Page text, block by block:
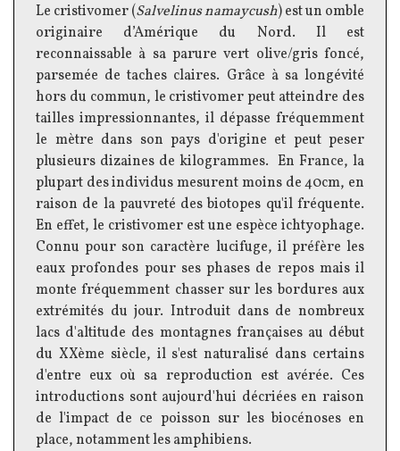
Texte
Le cristivomer (Salvelinus namaycush) est un omble
originaire d’Amérique du Nord. Il est
reconnaissable à sa parure vert olive/gris foncé,
parsemée de taches claires. Grâce à sa longévité
hors du commun, le cristivomer peut atteindre des
tailles impressionnantes, il dépasse fréquemment
le mètre dans son pays d'origine et peut peser
plusieurs dizaines de kilogrammes. En France, la
plupart des individus mesurent moins de 40cm, en
raison de la pauvreté des biotopes qu'il fréquente.
En effet, le cristivomer est une espèce ichtyophage.
Connu pour son caractère lucifuge, il préfère les
eaux profondes pour ses phases de repos mais il
monte fréquemment chasser sur les bordures aux
extrémités du jour. Introduit dans de nombreux
lacs d'altitude des montagnes françaises au début
du XXème siècle, il s'est naturalisé dans certains
d'entre eux où sa reproduction est avérée. Ces
introductions sont aujourd'hui décriées en raison
de l'impact de ce poisson sur les biocénoses en
place, notamment les amphibiens.